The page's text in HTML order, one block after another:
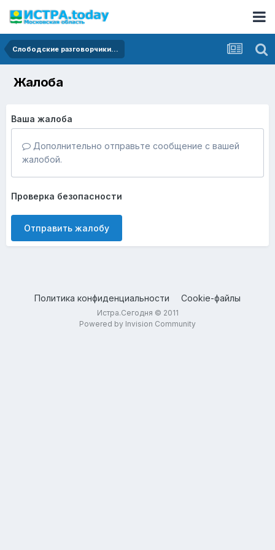
Слободские разговорчики...
Жалоба
Ваша жалоба
Дополнительно отправьте сообщение с вашей
жалобой.
Проверка безопасности
Отправить жалобу
Политика конфиденциальности Cookie-файлы
Истра.Сегодня © 2011
Powered by Invision Community